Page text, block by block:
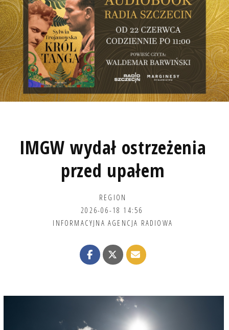
IMGW wydał ostrzeżenia
przed upałem
REGION
2026-06-18 14:56
INFORMACYJNA AGENCJA RADIOWA